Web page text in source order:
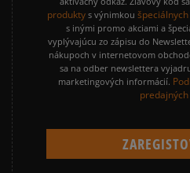
produkty s výnimkou
s inými promo akciami a
vyplývajúcu zo zápisu do
nákupoch v internetovom
sa na odber newslettera
marketingových informácií.
predajných